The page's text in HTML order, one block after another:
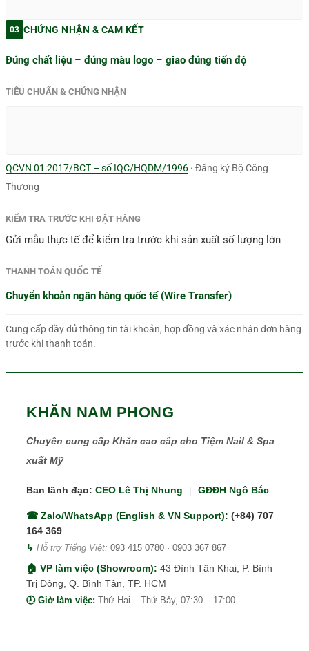
03 CHỨNG NHẬN & CAM KẾT
Đúng chất liệu – đúng màu logo – giao đúng tiến độ
TIÊU CHUẨN & CHỨNG NHẬN
QCVN 01:2017/BCT – số IQC/HQDM/1996 · Đăng ký Bộ Công
Thương
KIỂM TRA TRƯỚC KHI ĐẶT HÀNG
Gửi mẫu thực tế để kiểm tra trước khi sản xuất số lượng lớn
THANH TOÁN QUỐC TẾ
Chuyển khoản ngân hàng quốc tế (Wire Transfer)
Cung cấp đầy đủ thông tin tài khoản, hợp đồng và xác nhận đơn hàng
trước khi thanh toán.
KHĂN NAM PHONG
Chuyên cung cấp Khăn cao cấp cho Tiệm Nail & Spa
xuất Mỹ
Ban lãnh đạo: CEO Lê Thị Nhung | GĐĐH Ngô Bắc
☎ Zalo/WhatsApp (English & VN Support): (+84) 707
164 369
↳ Hỗ trợ Tiếng Việt: 093 415 0780 · 0903 367 867
🏠 VP làm việc (Showroom): 43 Đình Tân Khai, P. Bình
Trị Đông, Q. Bình Tân, TP. HCM
🕗 Giờ làm việc: Thứ Hai – Thứ Bảy, 07:30 – 17:00